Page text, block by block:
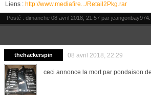
Liens : http://www.mediafire.../Retail2Pkg.rar
Posté : dimanche 08 avril 2018, 21:57 par jeangonbay974
thehackerspin 08 avril 2018, 22:29
ceci annonce la mort par pondaison